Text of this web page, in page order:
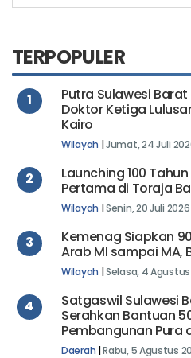
TERPOPULER
1
Putra Sulawesi
Doktor Ketiga
Kairo
Wilayah |Jumat, 24 Juli
2
Launching 100
Pertama di Toraja
Wilayah |Senin, 20 Juli 2026
3
Kemenag Siapkan
Arab MI sampai MA,
Wilayah |Selasa, 4
4
Satgaswil Sulawesi
Serahkan Bantuan
Pembangunan Pura
Daerah |Rabu, 5 Agustus